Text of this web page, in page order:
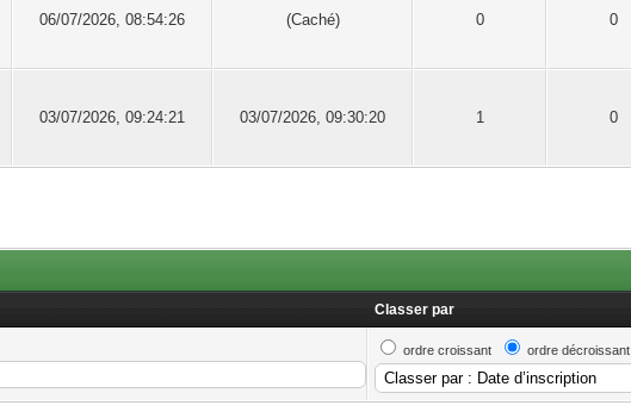
06/07/2026, 08:54:26 (Caché) 0 0
03/07/2026, 09:24:21 03/07/2026, 09:30:20 1 0
Classer par
ordre croissant ordre décroissant